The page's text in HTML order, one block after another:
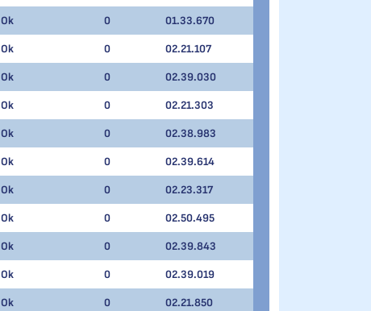
Ok 0 01.33.670
Ok 0 02.21.107
Ok 0 02.39.030
Ok 0 02.21.303
Ok 0 02.38.983
Ok 0 02.39.614
Ok 0 02.23.317
Ok 0 02.50.495
Ok 0 02.39.843
Ok 0 02.39.019
Ok 0 02.21.850